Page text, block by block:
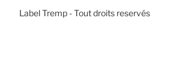
Label Tremp - Tout droits reservés